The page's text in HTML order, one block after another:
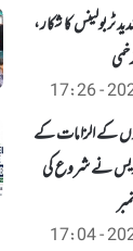
ٹربولینس کا شکار،
کے الزامات کے
نے شروع کی